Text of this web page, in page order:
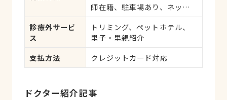
疾患、腎・泌尿器系疾患、腫
ギー、歯と口腔系疾患、け
が・その他
師在籍、駐車場あり、ネット
診療外サービ
ス
トリミング、ペットホテル、
里子・里親紹介
支払方法
クレジットカード対応
ドクター紹介記事